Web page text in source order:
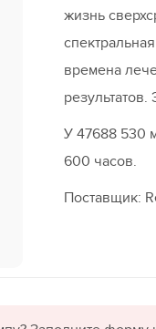
жизнь
времена
У 47688 530
600 часов.
Поставщик: